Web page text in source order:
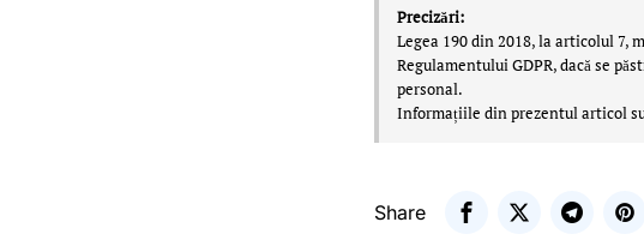
Precizări:
Legea 190 din 2018, la articolul 7,
Regulamentului GDPR, dacă se
personal.
Informațiile din prezentul articol
Share